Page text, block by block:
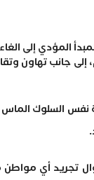
المؤدي إلى
جانب تهاون
نفس السلوك
تجريد أي